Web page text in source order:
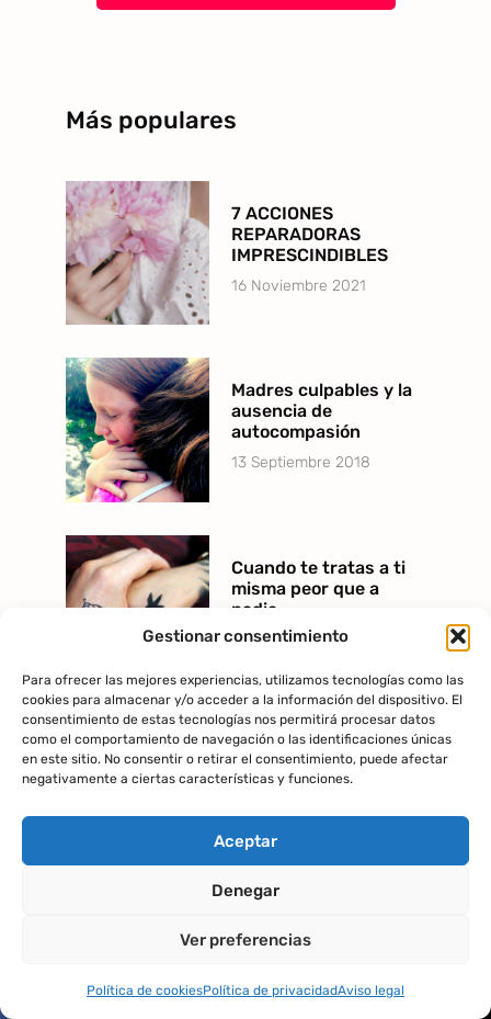
Gestionar consentimiento
Para ofrecer las mejores experiencias, utilizamos tecnologías como las
cookies para almacenar y/o acceder a la información del dispositivo. El
consentimiento de estas tecnologías nos permitirá procesar datos
como el comportamiento de navegación o las identificaciones únicas
en este sitio. No consentir o retirar el consentimiento, puede afectar
negativamente a ciertas características y funciones.
Aceptar
Denegar
Ver preferencias
Política de cookiesPolítica de privacidadAviso legal
Más populares
7 ACCIONES
REPARADORAS
IMPRESCINDIBLES
16 Noviembre 2021
Madres culpables y la
ausencia de
autocompasión
13 Septiembre 2018
Cuando te tratas a ti
misma peor que a
nadie
2 Noviembre 2017
Responsabilidad
emocional y no-
violencia
26 Octubre 2017